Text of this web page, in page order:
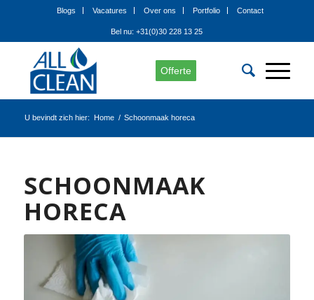
Blogs Vacatures Over ons Portfolio Contact
Bel nu: +31(0)30 228 13 25
Offerte
U bevindt zich hier: Home / Schoonmaak horeca
SCHOONMAAK
HORECA